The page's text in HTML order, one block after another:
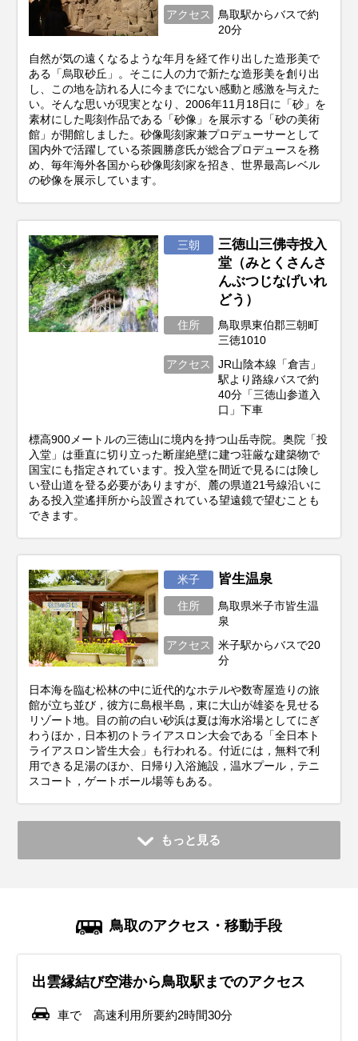
アクセス
鳥取駅からバスで約
20分
自然が気の遠くなるような年月を経て作り出した造形美で
ある「烏取砂丘」。そこに人の力で新たな造形美を創り出
し、この地を訪れる人に今までにない感動と感激を与えた
い。そんな思いが現実となり、2006年11月18日に「砂」を
素材にした彫刻作品である「砂像」を展示する「砂の美術
館」が開館しました。砂像彫刻家兼プロデューサーとして
国内外で活躍している茶圓勝彦氏が総合プロデュースを務
め、毎年海外各国から砂像彫刻家を招き、世界最高レベル
の砂像を展示しています。
三朝
三徳山三佛寺投入
堂（みとくさんさ
んぶつじなげいれ
どう）
住所
鳥取県東伯郡三朝町
三徳1010
アクセス
JR山陰本線「倉吉」
駅より路線バスで約
40分「三徳山参道入
口」下車
標高900メートルの三徳山に境内を持つ山岳寺院。奥院「投
入堂」は垂直に切り立った断崖絶壁に建つ荘厳な建築物で
国宝にも指定されています。投入堂を間近で見るには険し
い登山道を登る必要がありますが、麓の県道21号線沿いに
ある投入堂遙拝所から設置されている望遠鏡で望むことも
できます。
米子 皆生温泉
住所
鳥取県米子市皆生温
泉
アクセス
米子駅からバスで20
分
日本海を臨む松林の中に近代的なホテルや数寄屋造りの旅
館が立ち並び，彼方に島根半島，東に大山が雄姿を見せる
リゾート地。目の前の白い砂浜は夏は海水浴場としてにぎ
わうほか，日本初のトライアスロン大会である「全日本ト
ライアスロン皆生大会」も行われる。付近には，無料で利
用できる足湯のほか、日帰り入浴施設，温水プール，テニ
スコート，ゲートボール場等もある。
もっと見る
鳥取のアクセス・移動手段
出雲縁結び空港から鳥取駅までのアクセス
車で 高速利用所要約2時間30分